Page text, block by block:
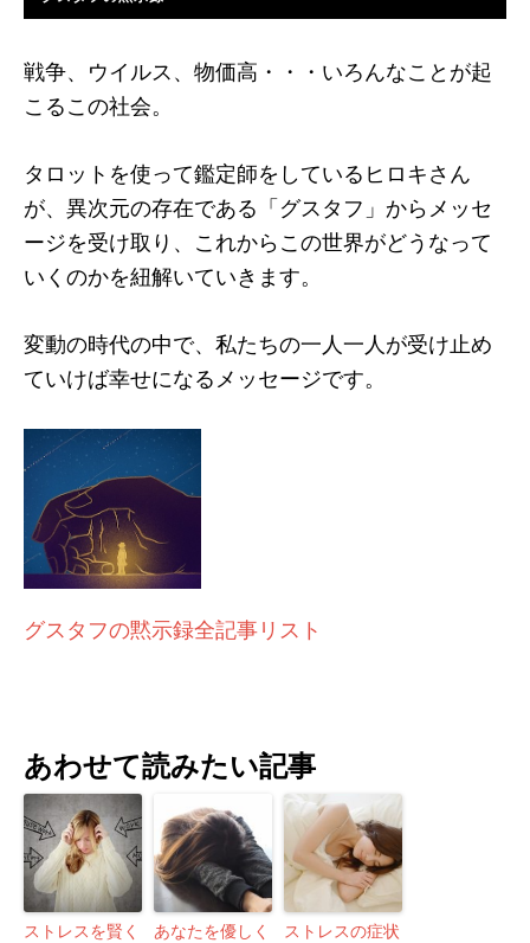
戦争、ウイルス、物価高・・・いろんなことが起
こるこの社会。
タロットを使って鑑定師をしているヒロキさん
が、異次元の存在である「グスタフ」からメッセ
ージを受け取り、これからこの世界がどうなって
いくのかを紐解いていきます。
変動の時代の中で、私たちの一人一人が受け止め
ていけば幸せになるメッセージです。
グスタフの黙示録全記事リスト
あわせて読みたい記事
ストレスを賢く
あなたを優しく
ストレスの症状